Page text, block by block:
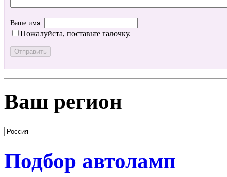
Ваше имя:
Пожалуйста, поставьте галочку.
Ваш регион
Подбор автоламп